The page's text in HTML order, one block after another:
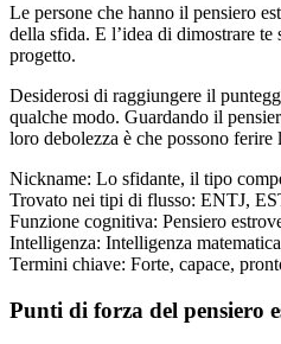
Le persone che hanno il pensiero
della sfida. E l’idea di dimostrare
progetto.
Desiderosi di raggiungere il
qualche modo. Guardando il
loro debolezza è che possono
Nickname: Lo sfidante, il tipo
Trovato nei tipi di flusso: ENTJ,
Funzione cognitiva: Pensiero
Intelligenza: Intelligenza matematica
Termini chiave: Forte, capace,
Punti di forza del pensiero